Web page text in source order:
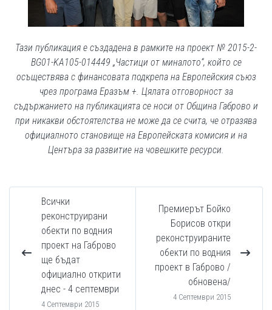
Тази публикация е създадена в рамките на проект № 2015-2-
BG01-KA105-014449 „Частици от миналото“, който се
осъществява с финансовата подкрепа на Европейския съюз
чрез програма Еразъм +. Цялата отговорност за
съдържанието на публикацията се носи от Община Габрово и
при никакви обстоятелства не може да се счита, че отразява
официалното становище на Европейската комисия и на
Центъра за развитие на човешките ресурси.
Всички
реконструирани
обекти по водния
проект на Габрово
ще бъдат
официално открити
днес - 4 септември
4 Септември 2015
Премиерът Бойко
Борисов откри
реконструираните
обекти по водния
проект в Габрово /
обновена/
4 Септември 2015